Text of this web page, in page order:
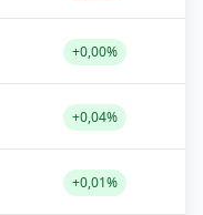
+0,00%
+0,04%
+0,01%